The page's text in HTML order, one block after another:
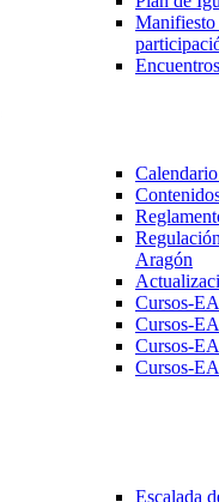
Aragón
Cursos-
Cursos-
Cursos-
Cursos-
Escalada